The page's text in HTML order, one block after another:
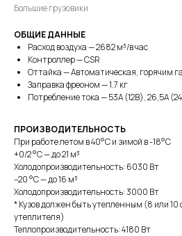
Большие грузовики
ОБЩИЕ ДАННЫЕ
Расход воздуха — 2682 м³/в час
Контроллер — CSR
Оттайка — Автоматическая, горячим
Заправка фреоном — 1.7 кг
Потребление тока — 53А (12В), 26,5А
ПРОИЗВОДИТЕЛЬНОСТЬ
При работе летом в 40°С и зимой в -18°С
+0/2 °C — до 21 м³
Холодопроизводительность: 6030 Вт
–20 °C — до 16 м³
Холодопроизводительность: 3000 Вт
* Кузов должен быть утепленным (8 или 10
утеплителя)
Теплопроизводительность: 4180 Вт